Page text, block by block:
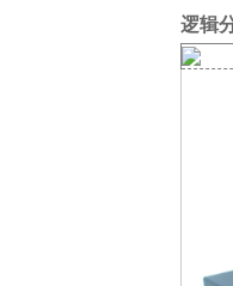
逻辑